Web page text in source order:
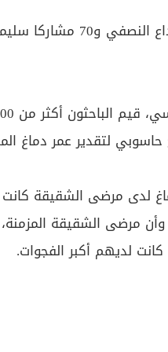
شملت الدراسة 110 مرضى
حاسوبي لتقدير عمر دماغ
مرضى الشقيقة